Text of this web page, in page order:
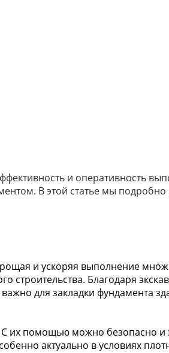
и оперативность
В этой статье мы
и ускоряя выполнение
Благодаря
для закладки фундамента
С их помощью можно безопасно и
актуально в условиях